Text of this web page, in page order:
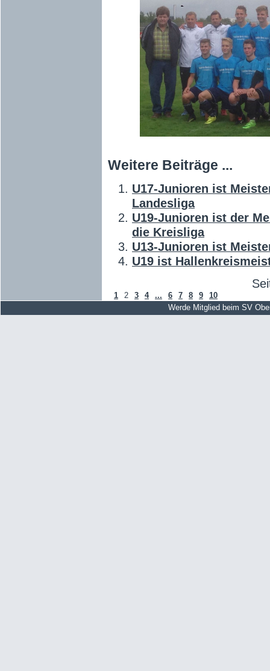
Weitere Beiträge ...
U17-Junioren ist
Landesliga
U19-Junioren ist der
die Kreisliga
U13-Junioren ist
U19 ist
1 2 3 4 ... 6 7 8 9
10
Werde Mitglied beim SV